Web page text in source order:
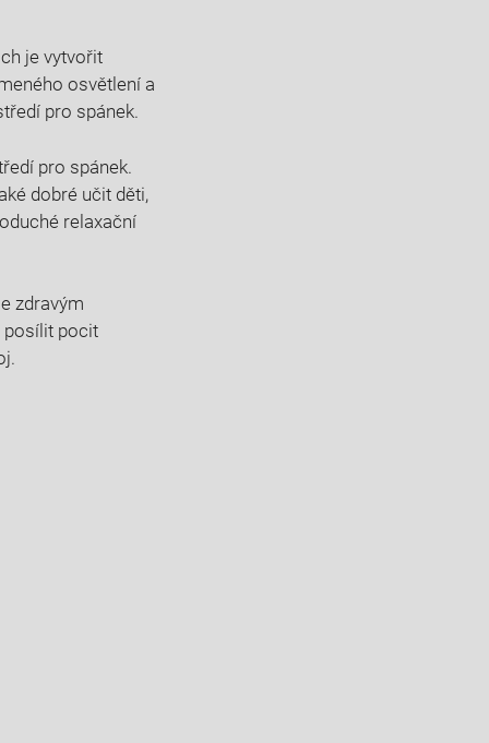
je vytvořit
osvětlení a
pro spánek.
pro spánek.
dobré učit děti,
relaxační
zdravým
posílit pocit